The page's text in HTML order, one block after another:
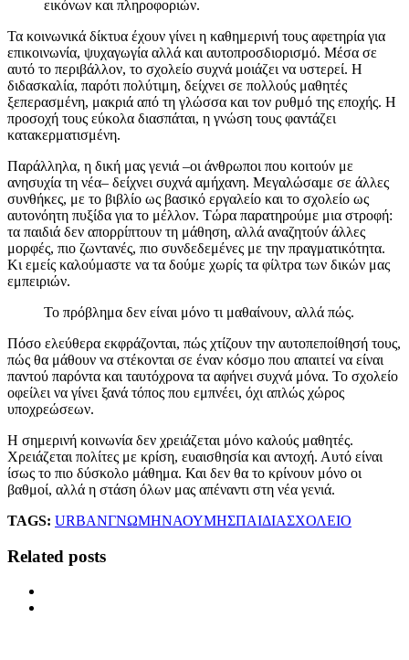
εικόνων και πληροφοριών.
Τα κοινωνικά δίκτυα έχουν γίνει η καθημερινή τους αφετηρία για
επικοινωνία, ψυχαγωγία αλλά και αυτοπροσδιορισμό. Μέσα σε
αυτό το περιβάλλον, το σχολείο συχνά μοιάζει να υστερεί. Η
διδασκαλία, παρότι πολύτιμη, δείχνει σε πολλούς μαθητές
ξεπερασμένη, μακριά από τη γλώσσα και τον ρυθμό της εποχής. Η
προσοχή τους εύκολα διασπάται, η γνώση τους φαντάζει
κατακερματισμένη.
Παράλληλα, η δική μας γενιά –οι άνθρωποι που κοιτούν με
ανησυχία τη νέα– δείχνει συχνά αμήχανη. Μεγαλώσαμε σε άλλες
συνθήκες, με το βιβλίο ως βασικό εργαλείο και το σχολείο ως
αυτονόητη πυξίδα για το μέλλον. Τώρα παρατηρούμε μια στροφή:
τα παιδιά δεν απορρίπτουν τη μάθηση, αλλά αναζητούν άλλες
μορφές, πιο ζωντανές, πιο συνδεδεμένες με την πραγματικότητα.
Κι εμείς καλούμαστε να τα δούμε χωρίς τα φίλτρα των δικών μας
εμπειριών.
Το πρόβλημα δεν είναι μόνο τι μαθαίνουν, αλλά πώς.
Πόσο ελεύθερα εκφράζονται, πώς χτίζουν την αυτοπεποίθησή τους,
πώς θα μάθουν να στέκονται σε έναν κόσμο που απαιτεί να είναι
παντού παρόντα και ταυτόχρονα τα αφήνει συχνά μόνα. Το σχολείο
οφείλει να γίνει ξανά τόπος που εμπνέει, όχι απλώς χώρος
υποχρεώσεων.
Η σημερινή κοινωνία δεν χρειάζεται μόνο καλούς μαθητές.
Χρειάζεται πολίτες με κρίση, ευαισθησία και αντοχή. Αυτό είναι
ίσως το πιο δύσκολο μάθημα. Και δεν θα το κρίνουν μόνο οι
βαθμοί, αλλά η στάση όλων μας απέναντι στη νέα γενιά.
TAGS: URBANΓΝΩΜΗΝΑΟΥΜΗΣΠΑΙΔΙΑΣΧΟΛΕΙΟ
Related posts